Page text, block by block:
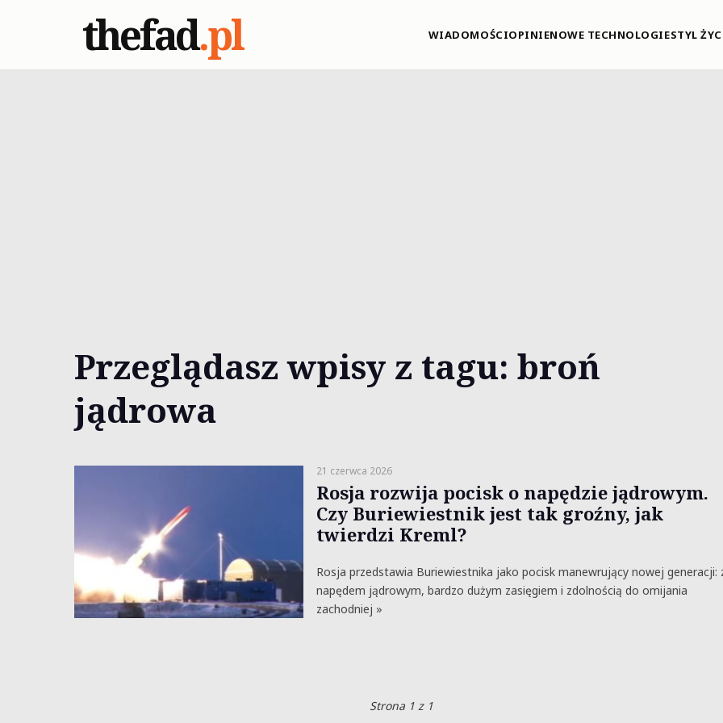
thefad.pl WIADOMOŚCIOPINIENOWE TECHNOLOGIESTYL
Przeglądasz wpisy z tagu: broń
jądrowa
21 czerwca 2026
Rosja rozwija pocisk o napędzie jądrowym.
Czy Buriewiestnik jest tak groźny, jak
twierdzi Kreml?
Rosja przedstawia Buriewiestnika jako pocisk manewrujący nowej generacji:
napędem jądrowym, bardzo dużym zasięgiem i zdolnością do omijania
zachodniej »
Strona 1 z 1